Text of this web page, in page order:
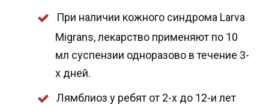
При наличии кожного синдрома Larva
Migrans, лекарство применяют по 10
мл суспензии одноразово в течение 3-
х дней.
Лямблиоз у ребят от 2-х до 12-и лет